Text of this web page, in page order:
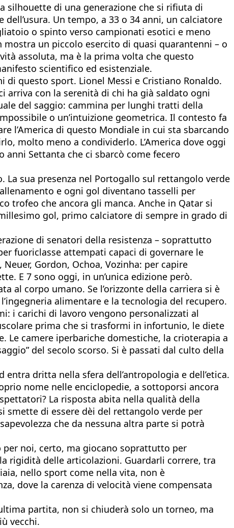
silhouette di una generazione che si rifiuta di
Un tempo, a 33 o 34 anni, un calciatore
o spinto verso campionati esotici e meno
un piccolo esercito di quasi quarantenni – o
assoluta, ma è la prima volta che questo
scientifico ed esistenziale.
questo sport. Lionel Messi e Cristiano Ronaldo.
arriva con la serenità di chi ha già saldato ogni
del saggio: cammina per lunghi tratti della
o un’intuizione geometrica. Il contesto fa
l’America di questo Mondiale in cui sta sbarcando
molto meno a condividerlo. L’America dove oggi
Settanta che ci sbarcò come fecero
La sua presenza nel Portogallo sul rettangolo verde
e ogni gol diventano tasselli per
trofeo che ancora gli manca. Anche in Qatar si
gol, primo calciatore di sempre in grado di
di senatori della resistenza – soprattutto
fuoriclasse attempati capaci di governare le
Gordon, Ochoa, Vozinha: per capire
E 7 sono oggi, in un’unica edizione però.
al corpo umano. Se l’orizzonte della carriera si è
alimentare e la tecnologia del recupero.
i carichi di lavoro vengono personalizzati al
prima che si trasformi in infortunio, le diete
Le camere iperbariche domestiche, la crioterapia a
del secolo scorso. Si è passati dal culto della
dritta nella sfera dell’antropologia e dell’etica.
nome nelle enciclopedie, a sottoporsi ancora
La risposta abita nella qualità della
smette di essere dèi del rettangolo verde per
che da nessuna altra parte si potrà
noi, certo, ma giocano soprattutto per
rigidità delle articolazioni. Guardarli correre, tra
nello sport come nella vita, non è
dove la carenza di velocità viene compensata
partita, non si chiuderà solo un torneo, ma
vecchi.